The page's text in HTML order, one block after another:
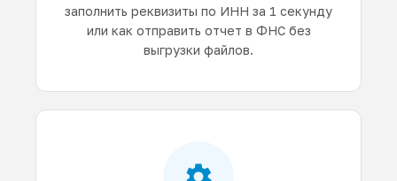
заполнить реквизиты по ИНН за 1 секунду
или как отправить отчет в ФНС без
выгрузки файлов.